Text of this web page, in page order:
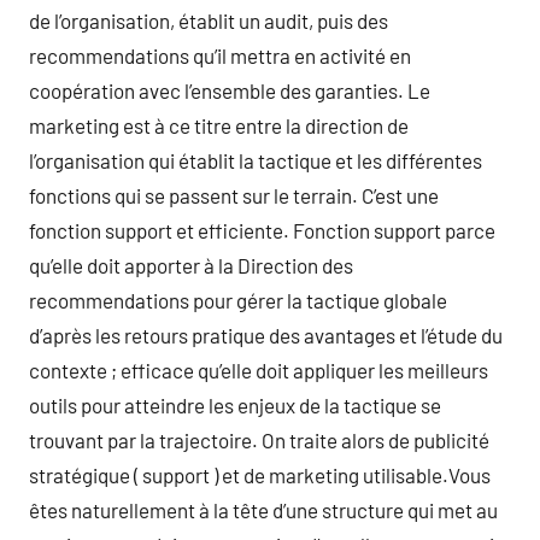
de l’organisation, établit un audit, puis des
recommendations qu’il mettra en activité en
coopération avec l’ensemble des garanties. Le
marketing est à ce titre entre la direction de
l’organisation qui établit la tactique et les différentes
fonctions qui se passent sur le terrain. C’est une
fonction support et efficiente. Fonction support parce
qu’elle doit apporter à la Direction des
recommendations pour gérer la tactique globale
d’après les retours pratique des avantages et l’étude du
contexte ; efficace qu’elle doit appliquer les meilleurs
outils pour atteindre les enjeux de la tactique se
trouvant par la trajectoire. On traite alors de publicité
stratégique ( support ) et de marketing utilisable.Vous
êtes naturellement à la tête d’une structure qui met au